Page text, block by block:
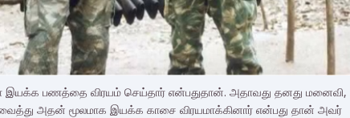
இயக்க பணத்தை விரயம் செய்தார் என்பதுதான். அதாவது தனது மனைவி,
வைத்து அதன் மூலமாக இயக்க காசை விரயமாக்கினார் என்பது தான் அவர்